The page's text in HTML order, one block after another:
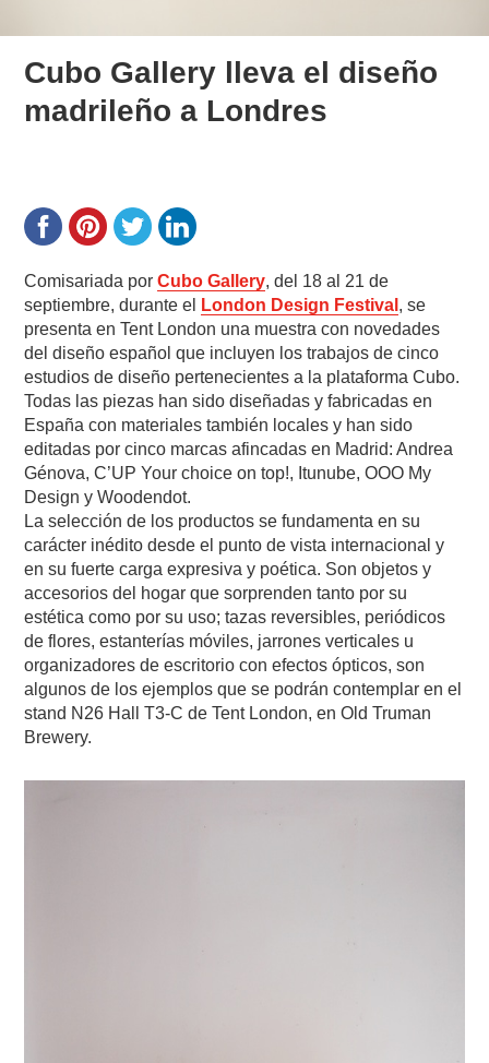
Cubo Gallery lleva el diseño
madrileño a Londres
Comisariada porCubo Gallery, del 18 al 21 de
septiembre, durante el
London Design Festival , se
presenta en Tent London una muestra con novedades
del diseño español que incluyen los trabajos de cinco
estudios de diseño pertenecientes a la plataforma Cubo.
Todas las piezas han sido diseñadas y fabricadas en
España con materiales también locales y han sido
editadas por cinco marcas afincadas en Madrid: Andrea
Génova, C’UP Your choice on top!, Itunube, OOO My
Design y Woodendot.
La selección de los productos se fundamenta en su
carácter inédito desde el punto de vista internacional y
en su fuerte carga expresiva y poética. Son objetos y
accesorios del hogar que sorprenden tanto por su
estética como por su uso; tazas reversibles, periódicos
de flores, estanterías móviles, jarrones verticales u
organizadores de escritorio con efectos ópticos, son
algunos de los ejemplos que se podrán contemplar en el
stand N26 Hall T3-C de Tent London, en Old Truman
Brewery.